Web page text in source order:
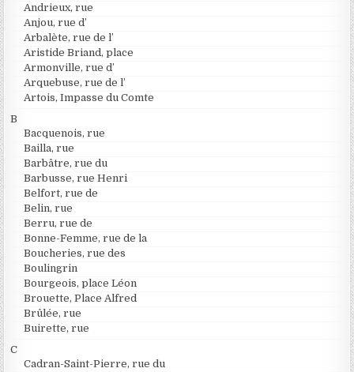
Andrieux, rue
Anjou, rue d’
Arbalète, rue de l’
Aristide Briand, place
Armonville, rue d’
Arquebuse, rue de l’
Artois, Impasse du Comte
B
Bacquenois, rue
Bailla, rue
Barbâtre, rue du
Barbusse, rue Henri
Belfort, rue de
Belin, rue
Berru, rue de
Bonne-Femme, rue de la
Boucheries, rue des
Boulingrin
Bourgeois, place Léon
Brouette, Place Alfred
Brûlée, rue
Buirette, rue
C
Cadran-Saint-Pierre, rue du